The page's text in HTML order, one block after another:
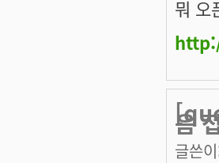
뭐 오
음
글쓴